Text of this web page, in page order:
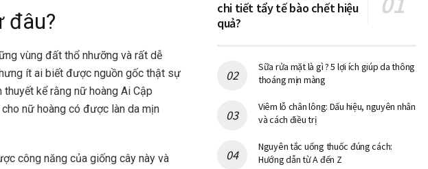
đâu?
vùng đất thổ nhưỡng và rất dễ
ít ai biết được nguồn gốc thật sự
kể rằng nữ hoàng Ai Cập
nữ hoàng có được làn da mịn
công năng của giống cây này và
chi tiết tẩy tế bào chết hiệu
quả?
Sữa rửa mặt là gì ? 5 lợi ích giúp da thông
thoáng mịn màng
Viêm lỗ chân lông: Dấu hiệu, nguyên nhân
và cách điều trị
Nguyên tắc uống thuốc đúng cách:
Hướng dẫn từ A đến Z